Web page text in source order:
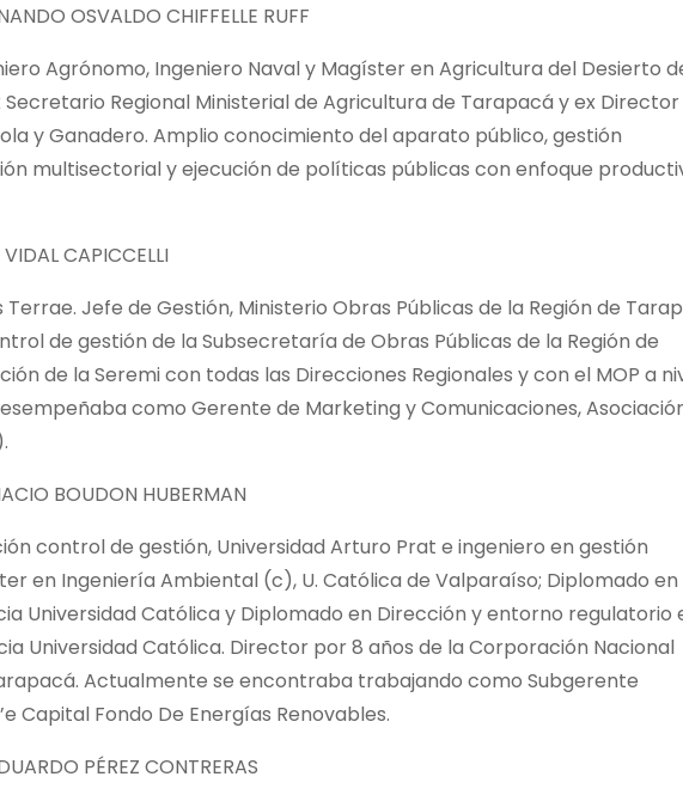
OSVALDO CHIFFELLE RUFF
Agrónomo, Ingeniero Naval y Magíster en Agricultura del Desierto
Secretario Regional Ministerial de Agricultura de Tarapacá y ex Director
y Ganadero. Amplio conocimiento del aparato público, gestión
multisectorial y ejecución de políticas públicas con enfoque
CAPICCELLI
Terrae. Jefe de Gestión, Ministerio Obras Públicas de la Región de
de gestión de la Subsecretaría de Obras Públicas de la Región de
de la Seremi con todas las Direcciones Regionales y con el MOP a
como Gerente de Marketing y Comunicaciones,
BOUDON HUBERMAN
control de gestión, Universidad Arturo Prat e ingeniero en gestión
en Ingeniería Ambiental (c), U. Católica de Valparaíso; Diplomado en
Universidad Católica y Diplomado en Dirección y entorno regulatorio
Universidad Católica. Director por 8 años de la Corporación Nacional
Actualmente se encontraba trabajando como Subgerente
Capital Fondo De Energías Renovables.
PÉREZ CONTRERAS